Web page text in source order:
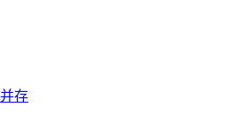
存